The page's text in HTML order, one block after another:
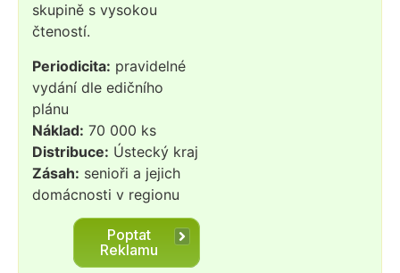
skupině s vysokou
čteností.
Periodicita: pravidelné
vydání dle edičního
plánu
Náklad: 70 000 ks
Distribuce: Ústecký kraj
Zásah: senioři a jejich
domácnosti v regionu
Poptat
Reklamu